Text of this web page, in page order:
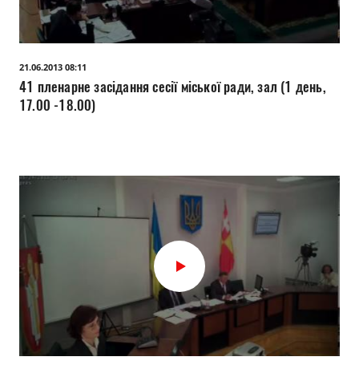
21.06.2013 08:11
41 пленарне засідання сесії міської ради, зал (1 день,
17.00 -18.00)